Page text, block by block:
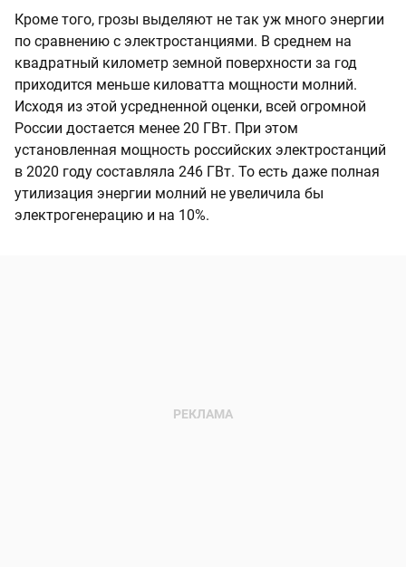
Кроме того, грозы выделяют не так уж много энергии
по сравнению с электростанциями. В среднем на
квадратный километр земной поверхности за год
приходится меньше киловатта мощности молний.
Исходя из этой усредненной оценки, всей огромной
России достается менее 20 ГВт. При этом
установленная мощность российских электростанций
в 2020 году составляла 246 ГВт. То есть даже полная
утилизация энергии молний не увеличила бы
электрогенерацию и на 10%.